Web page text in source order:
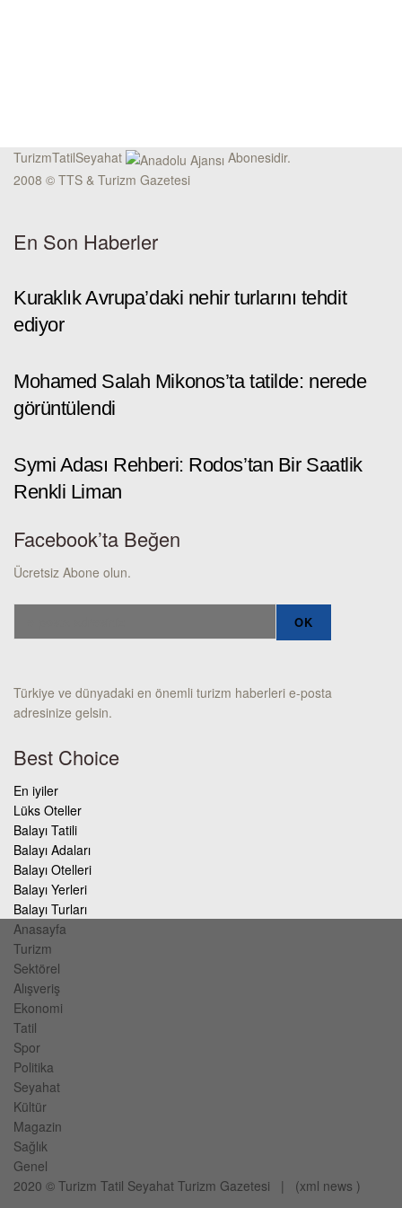
TurizmTatilSeyahat
Abonesidir.
2008 © TTS & Turizm Gazetesi
En Son Haberler
Kuraklık Avrupa’daki nehir turlarını tehdit
ediyor
Mohamed Salah Mikonos’ta tatilde: nerede
görüntülendi
Symi Adası Rehberi: Rodos’tan Bir Saatlik
Renkli Liman
Facebook’ta Beğen
Ücretsiz Abone olun.
Türkiye ve dünyadaki en önemli turizm haberleri e-posta
adresinize gelsin.
Best Choice
En iyiler
Lüks Oteller
Balayı Tatili
Balayı Adaları
Balayı Otelleri
Balayı Yerleri
Balayı Turları
Anasayfa
Turizm
Sektörel
Alışveriş
Ekonomi
Tatil
Spor
Politika
Seyahat
Kültür
Magazin
Sağlık
Genel
2020 © Turizm Tatil Seyahat Turizm Gazetesi | (xml news )